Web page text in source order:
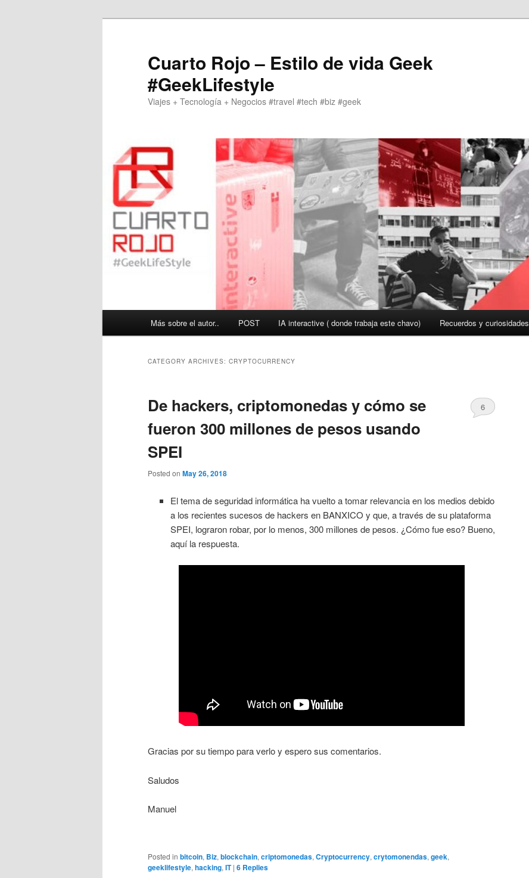
Cuarto Rojo – Estilo de vida Geek
#GeekLifestyle
Viajes + Tecnología + Negocios #travel #tech #biz #geek
Más sobre el autor.. POST IA interactive ( donde trabaja este chavo) Recuerdos y curiosidades
CATEGORY ARCHIVES: CRYPTOCURRENCY
De hackers, criptomonedas y cómo se
fueron 300 millones de pesos usando
SPEI
Posted on May 26, 2018
6
El tema de seguridad informática ha vuelto a tomar relevancia en los medios debido
a los recientes sucesos de hackers en BANXICO y que, a través de su plataforma
SPEI, lograron robar, por lo menos, 300 millones de pesos. ¿Cómo fue eso? Bueno,
aquí la respuesta.
Gracias por su tiempo para verlo y espero sus comentarios.
Saludos
Manuel
Posted in bitcoin, Biz, blockchain, criptomonedas, Cryptocurrency, crytomonendas, geek,
geeklifestyle, hacking, IT | 6 Replies